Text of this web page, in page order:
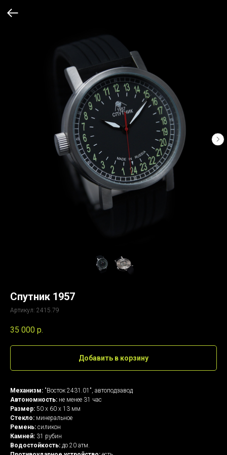
Спутник 1957
Артикул: 2415.79
35 000 р.
Добавить в корзину
Механизм: "Восток 2431.01", автоподзавод
Автономность: не менее 31 час
Размер: 50 х 60 х 13 мм
Стекло: минеральное
Ремень: силикон
Камней: 31 рубин
Водостойкость: до 20 атм.